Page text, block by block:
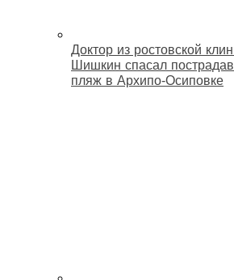
Доктор из ростовской
Шишкин спасал
пляж в Архипо‑Осиповке